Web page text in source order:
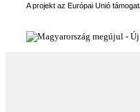
A projekt az Európai Unió